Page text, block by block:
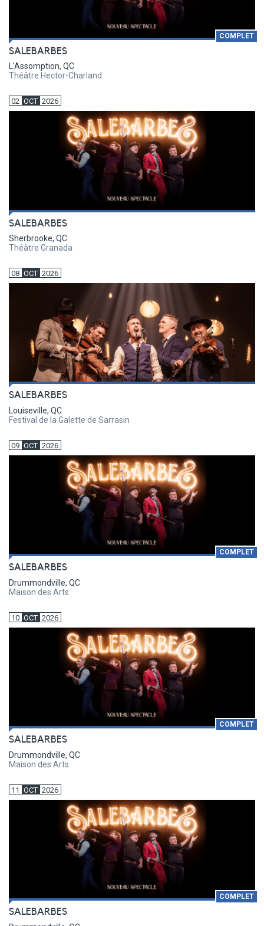
COMPLET
SALEBARBES
L'Assomption, QC
Théâtre Hector-Charland
02 OCT 2026
SALEBARBES
Sherbrooke, QC
Théâtre Granada
08 OCT 2026
SALEBARBES
Louiseville, QC
Festival de la Galette de Sarrasin
09 OCT 2026
COMPLET
SALEBARBES
Drummondville, QC
Maison des Arts
10 OCT 2026
COMPLET
SALEBARBES
Drummondville, QC
Maison des Arts
11 OCT 2026
COMPLET
SALEBARBES